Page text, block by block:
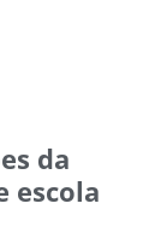
da
escola